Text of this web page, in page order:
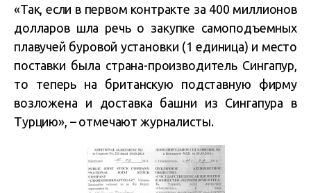
«Так, если в первом контракте за 400 миллионов
долларов шла речь о закупке самоподъемных
плавучей буровой установки (1 единица) и место
поставки была страна-производитель Сингапур,
то теперь на британскую подставную фирму
возложена и доставка башни из Сингапура в
Турцию», – отмечают журналисты.